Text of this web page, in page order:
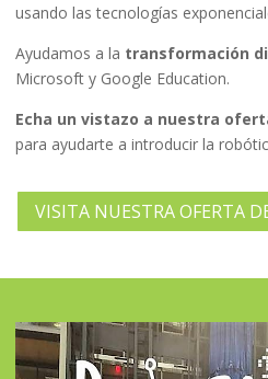
usando las tecnologías
Ayudamos a la transformación
Microsoft y Google Education.
Echa un vistazo a nuestra
para ayudarte a introducir la
VISITA NUESTRA OFERTA